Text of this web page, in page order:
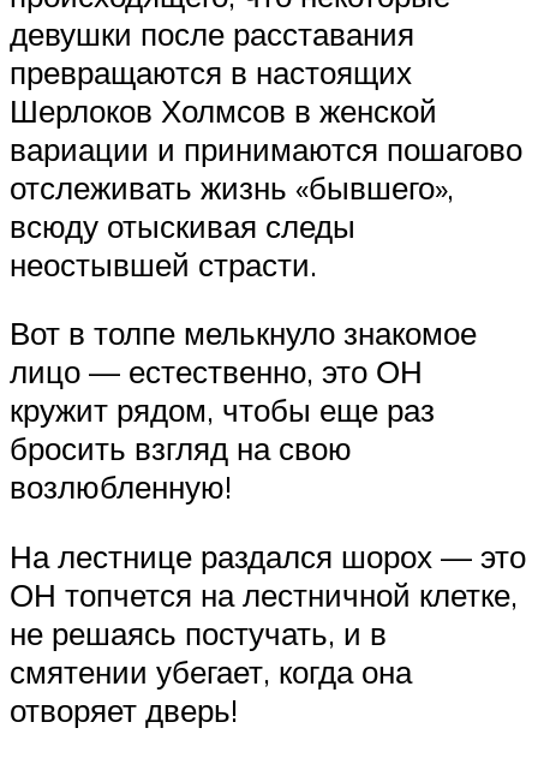
девушки после расставания
превращаются в настоящих
Шерлоков Холмсов в женской
вариации и принимаются пошагово
отслеживать жизнь «бывшего»,
всюду отыскивая следы
неостывшей страсти.
Вот в толпе мелькнуло знакомое
лицо — естественно, это ОН
кружит рядом, чтобы еще раз
бросить взгляд на свою
возлюбленную!
На лестнице раздался шорох — это
ОН топчется на лестничной клетке,
не решаясь постучать, и в
смятении убегает, когда она
отворяет дверь!